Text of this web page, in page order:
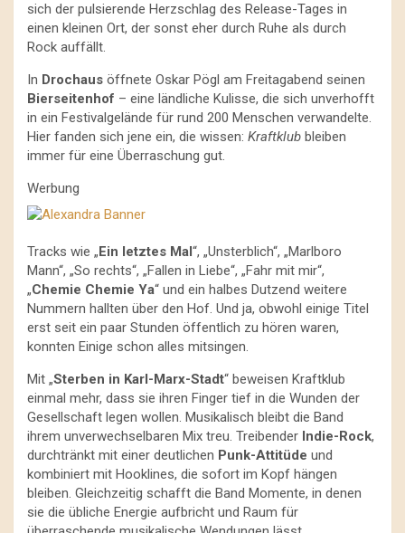
sich der pulsierende Herzschlag des Release-Tages in
einen kleinen Ort, der sonst eher durch Ruhe als durch
Rock auffällt.
In Drochaus öffnete Oskar Pögl am Freitagabend seinen
Bierseitenhof – eine ländliche Kulisse, die sich unverhofft
in ein Festivalgelände für rund 200 Menschen verwandelte.
Hier fanden sich jene ein, die wissen: Kraftklub bleiben
immer für eine Überraschung gut.
Werbung
Tracks wie „Ein letztes Mal“, „Unsterblich“, „Marlboro
Mann“, „So rechts“, „Fallen in Liebe“, „Fahr mit mir“,
„Chemie Chemie Ya“ und ein halbes Dutzend weitere
Nummern hallten über den Hof. Und ja, obwohl einige Titel
erst seit ein paar Stunden öffentlich zu hören waren,
konnten Einige schon alles mitsingen.
Mit „Sterben in Karl-Marx-Stadt“ beweisen Kraftklub
einmal mehr, dass sie ihren Finger tief in die Wunden der
Gesellschaft legen wollen. Musikalisch bleibt die Band
ihrem unverwechselbaren Mix treu. Treibender Indie-Rock,
durchtränkt mit einer deutlichen Punk-Attitüde und
kombiniert mit Hooklines, die sofort im Kopf hängen
bleiben. Gleichzeitig schafft die Band Momente, in denen
sie die übliche Energie aufbricht und Raum für